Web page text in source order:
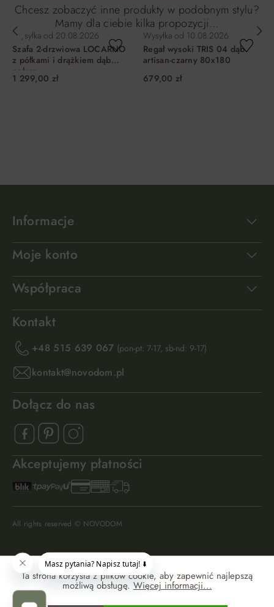
Chcesz zobaczyć inne produkty w podobnym stylu?
Mamy dla ciebie kilka propozycji…
Wysyłka od 20.08.2026
Szafa 2-drzwiowa LOCARNO
z półkami i drążkiem dąb
nelson
1 299,00 zł
Wysyłka od 10.08.2026
Regał wysoki TRIS 04 dąb
artisan-czarny 80x180
679,00 zł
Informacje
Moje konto
Współpraca
Kontakt
+48 515 639 067 (pon-pt: 7-17, sb-nd: 9-17)
kontakt@novodom.pl
Dołącz do nas
Akceptujemy płatności
All rights reserved © NOVODOM
Ta strona korzysta z plików cookie, aby zapewnić najlepszą
możliwą obsługę. Więcej informacji...